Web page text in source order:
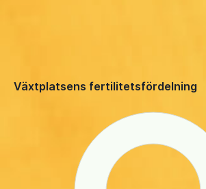
Växtplatsens fertilitetsfördelning